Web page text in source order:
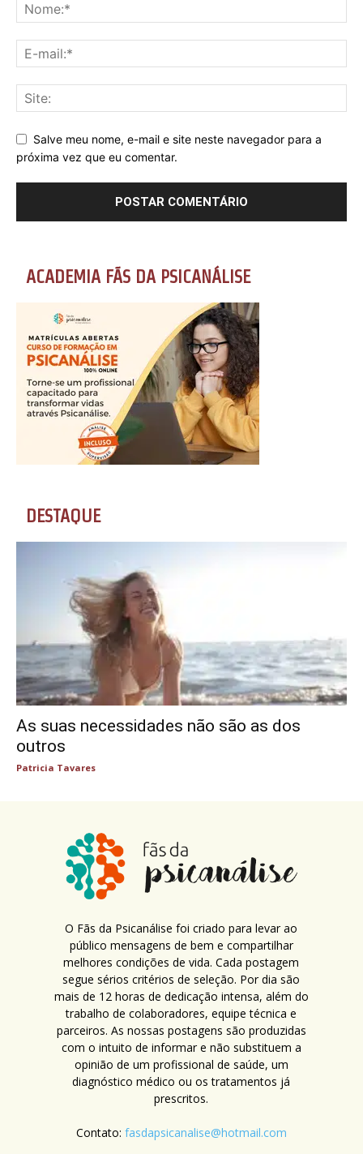
Salve meu nome, e-mail e site neste navegador para a
próxima vez que eu comentar.
ACADEMIA FÃS DA PSICANÁLISE
DESTAQUE
As suas necessidades não são as dos
outros
Patricia Tavares
O Fãs da Psicanálise foi criado para levar ao
público mensagens de bem e compartilhar
melhores condições de vida. Cada postagem
segue sérios critérios de seleção. Por dia são
mais de 12 horas de dedicação intensa, além do
trabalho de colaboradores, equipe técnica e
parceiros. As nossas postagens são produzidas
com o intuito de informar e não substituem a
opinião de um profissional de saúde, um
diagnóstico médico ou os tratamentos já
prescritos.
Contato: fasdapsicanalise@hotmail.com